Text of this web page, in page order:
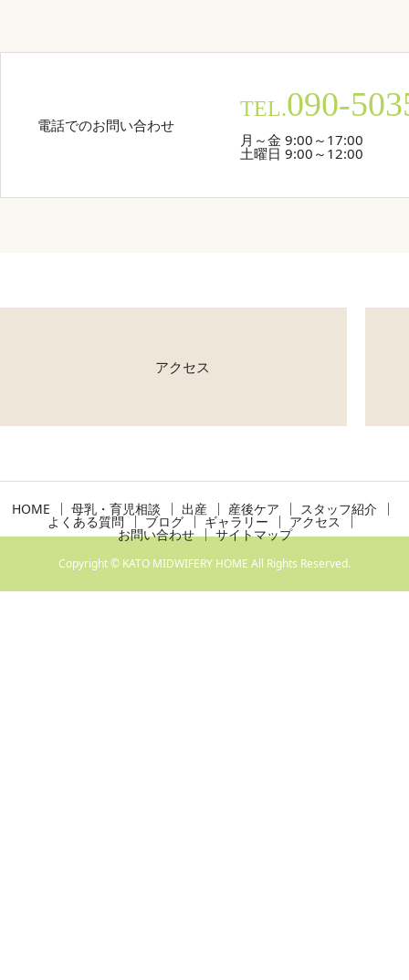
電話でのお問い合わせ
TEL.090-
月～金 9:00～17:00
土曜日 9:00～12:00
アクセス
HOME 母乳・育児相談 出産 産後ケア スタッフ紹介
よくある質問 ブログ ギャラリー アクセス
お問い合わせ サイトマップ
Copyright © KATO MIDWIFERY HOME All Rights Reserved.